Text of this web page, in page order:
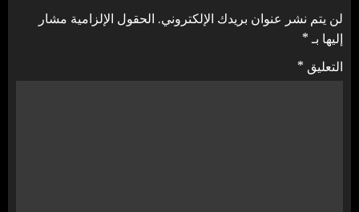
لن يتم نشر عنوان بريدك الإلكتروني. الحقول الإلزامية مشار
إليها بـ*
التعليق *